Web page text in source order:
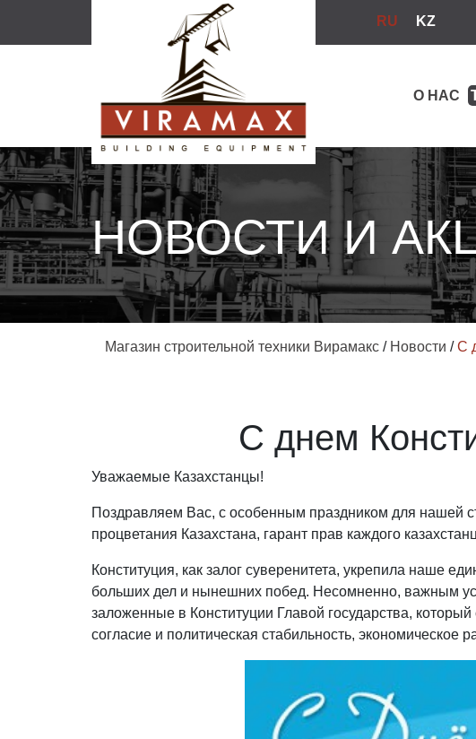
RU KZ
О НАС
НОВОСТИ И
Магазин строительной техники Вирамакс / Новости /С
С днем
Уважаемые Казахстанцы!
Поздравляем Вас, с особенным праздником для нашей
процветания Казахстана, гарант прав каждого
Конституция, как залог суверенитета, укрепила наше
больших дел и нынешних побед. Несомненно, важным
заложенные в Конституции Главой государства,
согласие и политическая стабильность, экономическое